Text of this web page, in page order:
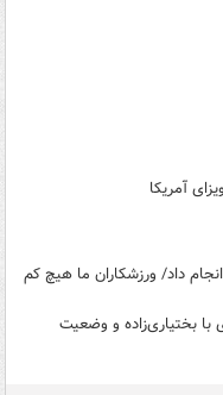
آمریکا
داد/ ورزشکاران ما هیچ کم
با بختیاری‌زاده و وضعیت